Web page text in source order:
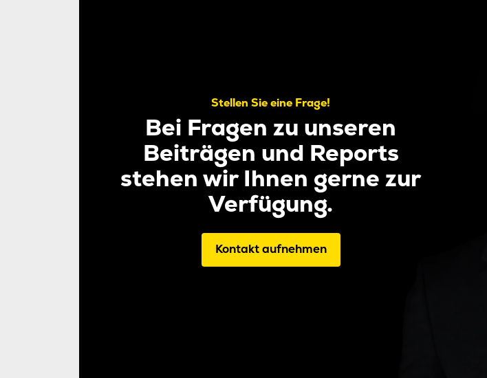
Stellen Sie eine Frage!
Bei Fragen zu unseren
Beiträgen und Reports
stehen wir Ihnen gerne zur
Verfügung.
Kontakt aufnehmen